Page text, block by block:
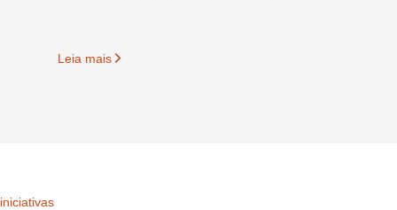
Leia mais
iniciativas